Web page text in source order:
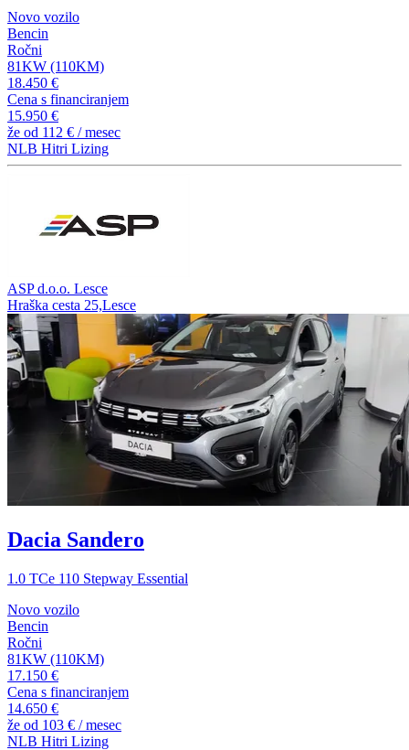
Novo vozilo
Bencin
Ročni
81KW (110KM)
18.450 €
Cena s financiranjem
15.950 €
že od 112 € / mesec
NLB Hitri Lizing
ASP d.o.o. Lesce
Hraška cesta 25,Lesce
Dacia Sandero
1.0 TCe 110 Stepway Essential
Novo vozilo
Bencin
Ročni
81KW (110KM)
17.150 €
Cena s financiranjem
14.650 €
že od 103 € / mesec
NLB Hitri Lizing